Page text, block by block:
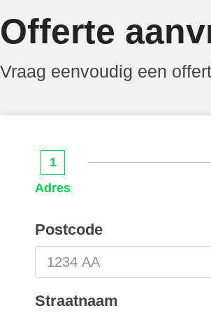
Offerte
Vraag eenvoudig een
1
Adres
Postcode
Straatnaam